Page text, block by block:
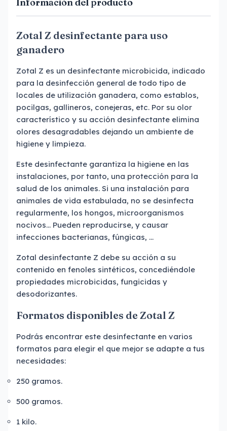
Zotal Z desinfectante para uso
ganadero
Zotal Z es un desinfectante microbicida, indicado
para la desinfección general de todo tipo de
locales de utilización ganadera, como establos,
pocilgas, gallineros, conejeras, etc. Por su olor
característico y su acción desinfectante elimina
olores desagradables dejando un ambiente de
higiene y limpieza.
Este desinfectante garantiza la higiene en las
instalaciones, por tanto, una protección para la
salud de los animales. Si una instalación para
animales de vida estabulada, no se desinfecta
regularmente, los hongos, microorganismos
nocivos... Pueden reproducirse, y causar
infecciones bacterianas, fúngicas, ...
Zotal desinfectante Z debe su acción a su
contenido en fenoles sintéticos, concediéndole
propiedades microbicidas, fungicidas y
desodorizantes.
Formatos disponibles de Zotal Z
Podrás encontrar este desinfectante en varios
formatos para elegir el que mejor se adapte a tus
necesidades:
250 gramos.
500 gramos.
1 kilo.